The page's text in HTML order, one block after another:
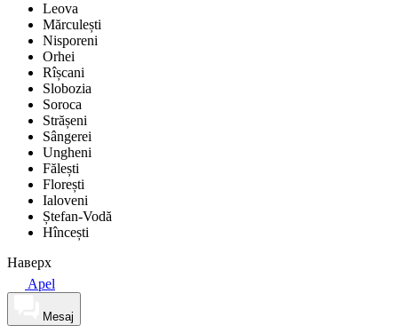
Leova
Mărculești
Nisporeni
Orhei
Rîșcani
Slobozia
Soroca
Strășeni
Sângerei
Ungheni
Fălești
Florești
Ialoveni
Ștefan-Vodă
Hîncești
Наверх
Apel
Mesaj